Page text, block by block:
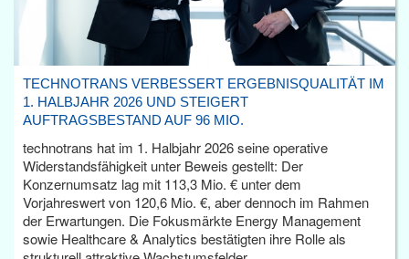
TECHNOTRANS VERBESSERT ERGEBNISQUALITÄT IM
1. HALBJAHR 2026 UND STEIGERT
AUFTRAGSBESTAND AUF 96 MIO.
technotrans hat im 1. Halbjahr 2026 seine operative
Widerstandsfähigkeit unter Beweis gestellt: Der
Konzernumsatz lag mit 113,3 Mio. € unter dem
Vorjahreswert von 120,6 Mio. €, aber dennoch im Rahmen
der Erwartungen. Die Fokusmärkte Energy Management
sowie Healthcare & Analytics bestätigten ihre Rolle als